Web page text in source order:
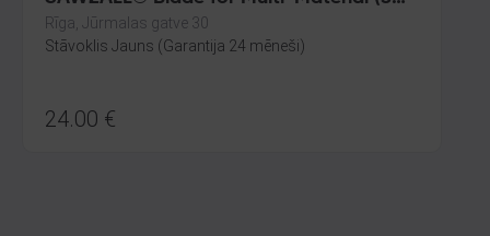
PK)
Rīga, Jūrmalas gatve 30
Stāvoklis Jauns (Garantija 24 mēneši)
24.00 €